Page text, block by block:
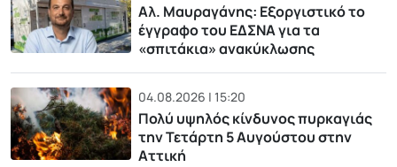
Αλ. Μαυραγάνης: Εξοργιστικό το
έγγραφο του ΕΔΣΝΑ για τα
«σπιτάκια» ανακύκλωσης
04.08.2026 | 15:20
Πολύ υψηλός κίνδυνος πυρκαγιάς
την Τετάρτη 5 Αυγούστου στην
Αττική